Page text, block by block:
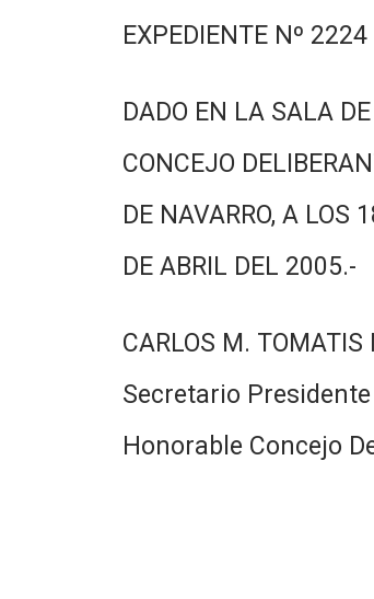
EXPEDIENTE Nº
DADO EN LA SALA
CONCEJO
DE NAVARRO, A LOS
DE ABRIL DEL 2005.-
CARLOS M. TOMATIS
Secretario Presidente
Honorable Concejo